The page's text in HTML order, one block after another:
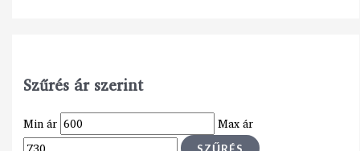
Szűrés ár szerint
Min ár Max ár